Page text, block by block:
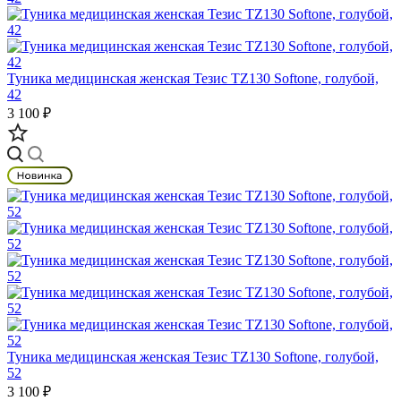
Туника медицинская женская Тезис TZ130 Softone, голубой,
42
3 100 ₽
Туника медицинская женская Тезис TZ130 Softone, голубой,
52
3 100 ₽